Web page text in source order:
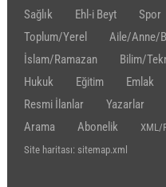
Sağlık
Ehl-i Beyt Spor
Toplum/Yerel
Aile/Anne/
İslam/Ramazan
Bilim/
Hukuk
Eğitim Emlak
Resmi İlanlar
Yazarlar
Arama
Abonelik
XML/
Site haritası: sitemap.xml